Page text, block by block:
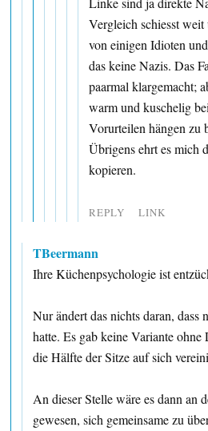
Vergleich schiesst weit
von einigen Idioten
das keine Nazis. Das
paarmal klargemacht;
warm und kuschelig
Vorurteilen hängen
Übrigens ehrt es mich
kopieren.
REPLY LINK
TBeermann
Ihre Küchenpsychologie ist
Nur ändert das nichts daran, dass
hatte. Es gab keine Variante
die Hälfte der Sitze auf sich
An dieser Stelle wäre es dann an
gewesen, sich gemeinsame zu